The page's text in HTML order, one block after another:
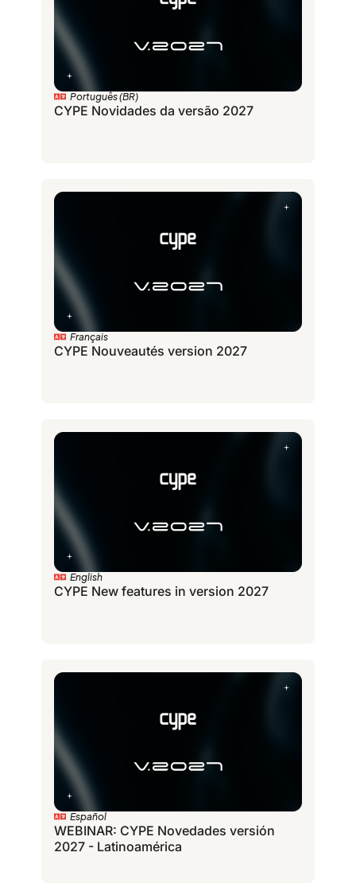
Português (BR)
CYPE Novidades da versão 2027
Français
CYPE Nouveautés version 2027
English
CYPE New features in version 2027
Español
WEBINAR: CYPE Novedades versión
2027 - Latinoamérica